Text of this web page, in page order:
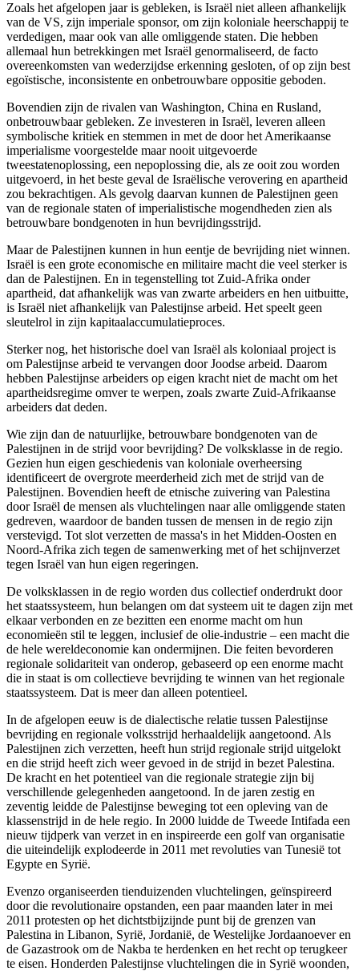
Zoals het afgelopen jaar is gebleken, is Israël niet alleen afhankelijk
van de VS, zijn imperiale sponsor, om zijn koloniale heerschappij te
verdedigen, maar ook van alle omliggende staten. Die hebben
allemaal hun betrekkingen met Israël genormaliseerd, de facto
overeenkomsten van wederzijdse erkenning gesloten, of op zijn best
egoïstische, inconsistente en onbetrouwbare oppositie geboden.
Bovendien zijn de rivalen van Washington, China en Rusland,
onbetrouwbaar gebleken. Ze investeren in Israël, leveren alleen
symbolische kritiek en stemmen in met de door het Amerikaanse
imperialisme voorgestelde maar nooit uitgevoerde
tweestatenoplossing, een nepoplossing die, als ze ooit zou worden
uitgevoerd, in het beste geval de Israëlische verovering en apartheid
zou bekrachtigen. Als gevolg daarvan kunnen de Palestijnen geen
van de regionale staten of imperialistische mogendheden zien als
betrouwbare bondgenoten in hun bevrijdingsstrijd.
Maar de Palestijnen kunnen in hun eentje de bevrijding niet winnen.
Israël is een grote economische en militaire macht die veel sterker is
dan de Palestijnen. En in tegenstelling tot Zuid-Afrika onder
apartheid, dat afhankelijk was van zwarte arbeiders en hen uitbuitte,
is Israël niet afhankelijk van Palestijnse arbeid. Het speelt geen
sleutelrol in zijn kapitaalaccumulatieproces.
Sterker nog, het historische doel van Israël als koloniaal project is
om Palestijnse arbeid te vervangen door Joodse arbeid. Daarom
hebben Palestijnse arbeiders op eigen kracht niet de macht om het
apartheidsregime omver te werpen, zoals zwarte Zuid-Afrikaanse
arbeiders dat deden.
Wie zijn dan de natuurlijke, betrouwbare bondgenoten van de
Palestijnen in de strijd voor bevrijding? De volksklasse in de regio.
Gezien hun eigen geschiedenis van koloniale overheersing
identificeert de overgrote meerderheid zich met de strijd van de
Palestijnen. Bovendien heeft de etnische zuivering van Palestina
door Israël de mensen als vluchtelingen naar alle omliggende staten
gedreven, waardoor de banden tussen de mensen in de regio zijn
verstevigd. Tot slot verzetten de massa's in het Midden-Oosten en
Noord-Afrika zich tegen de samenwerking met of het schijnverzet
tegen Israël van hun eigen regeringen.
De volksklassen in de regio worden dus collectief onderdrukt door
het staatssysteem, hun belangen om dat systeem uit te dagen zijn met
elkaar verbonden en ze bezitten een enorme macht om hun
economieën stil te leggen, inclusief de olie-industrie – een macht die
de hele wereldeconomie kan ondermijnen. Die feiten bevorderen
regionale solidariteit van onderop, gebaseerd op een enorme macht
die in staat is om collectieve bevrijding te winnen van het regionale
staatssysteem. Dat is meer dan alleen potentieel.
In de afgelopen eeuw is de dialectische relatie tussen Palestijnse
bevrijding en regionale volksstrijd herhaaldelijk aangetoond. Als
Palestijnen zich verzetten, heeft hun strijd regionale strijd uitgelokt
en die strijd heeft zich weer gevoed in de strijd in bezet Palestina.
De kracht en het potentieel van die regionale strategie zijn bij
verschillende gelegenheden aangetoond. In de jaren zestig en
zeventig leidde de Palestijnse beweging tot een opleving van de
klassenstrijd in de hele regio. In 2000 luidde de Tweede Intifada een
nieuw tijdperk van verzet in en inspireerde een golf van organisatie
die uiteindelijk explodeerde in 2011 met revoluties van Tunesië tot
Egypte en Syrië.
Evenzo organiseerden tienduizenden vluchtelingen, geïnspireerd
door die revolutionaire opstanden, een paar maanden later in mei
2011 protesten op het dichtstbijzijnde punt bij de grenzen van
Palestina in Libanon, Syrië, Jordanië, de Westelijke Jordaanoever en
de Gazastrook om de Nakba te herdenken en het recht op terugkeer
te eisen. Honderden Palestijnse vluchtelingen die in Syrië woonden,